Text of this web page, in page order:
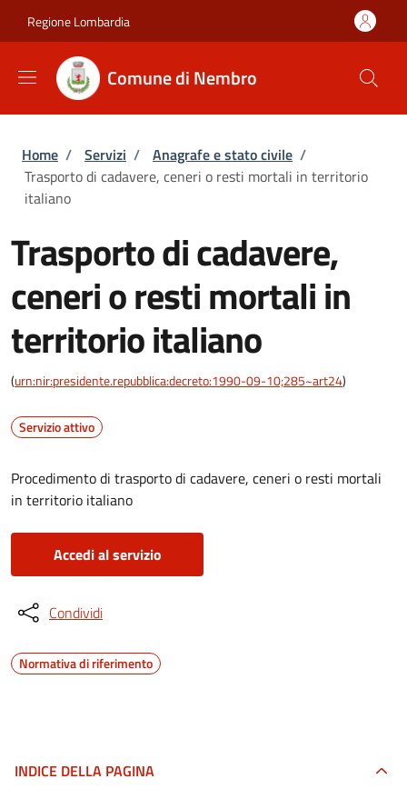
Regione Lombardia
Comune di Nembro
Briciole di pane
Home / Servizi / Anagrafe e stato civile /
Trasporto di cadavere, ceneri o resti mortali in territorio
italiano
Trasporto di cadavere,
ceneri o resti mortali in
territorio italiano
(urn:nir:presidente.repubblica:decreto:1990-09-10;285~art24)
Servizio attivo
Procedimento di trasporto di cadavere, ceneri o resti mortali
in territorio italiano
Accedi al servizio
Condividi
Normativa di riferimento
INDICE DELLA PAGINA